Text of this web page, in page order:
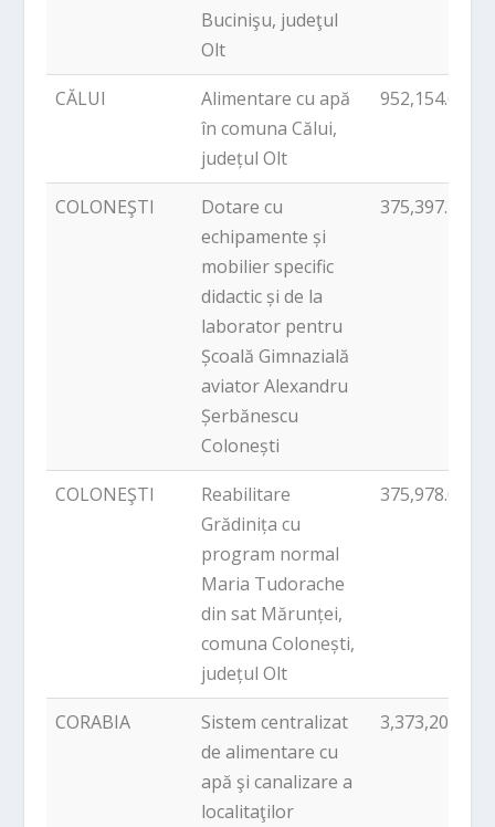
Bucinişu, judeţul
Olt
CĂLUI
Alimentare cu apă
în comuna Călui,
județul Olt
952,154.62
COLONEŞTI
Dotare cu
echipamente și
mobilier specific
didactic și de la
laborator pentru
Școală Gimnazială
aviator Alexandru
Șerbănescu
Colonești
375,397.40
COLONEŞTI
Reabilitare
Grădinița cu
program normal
Maria Tudorache
din sat Mărunței,
comuna Colonești,
județul Olt
375,978.00
CORABIA
Sistem centralizat
de alimentare cu
apă şi canalizare a
localitaţilor
3,373,201.10